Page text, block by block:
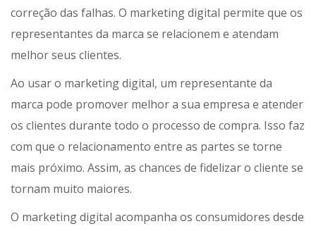
correção das falhas. O marketing digital permite que os
representantes da marca se relacionem e atendam
melhor seus clientes.
Ao usar o marketing digital, um representante da
marca pode promover melhor a sua empresa e atender
os clientes durante todo o processo de compra. Isso faz
com que o relacionamento entre as partes se torne
mais próximo. Assim, as chances de fidelizar o cliente se
tornam muito maiores.
O marketing digital acompanha os consumidores desde